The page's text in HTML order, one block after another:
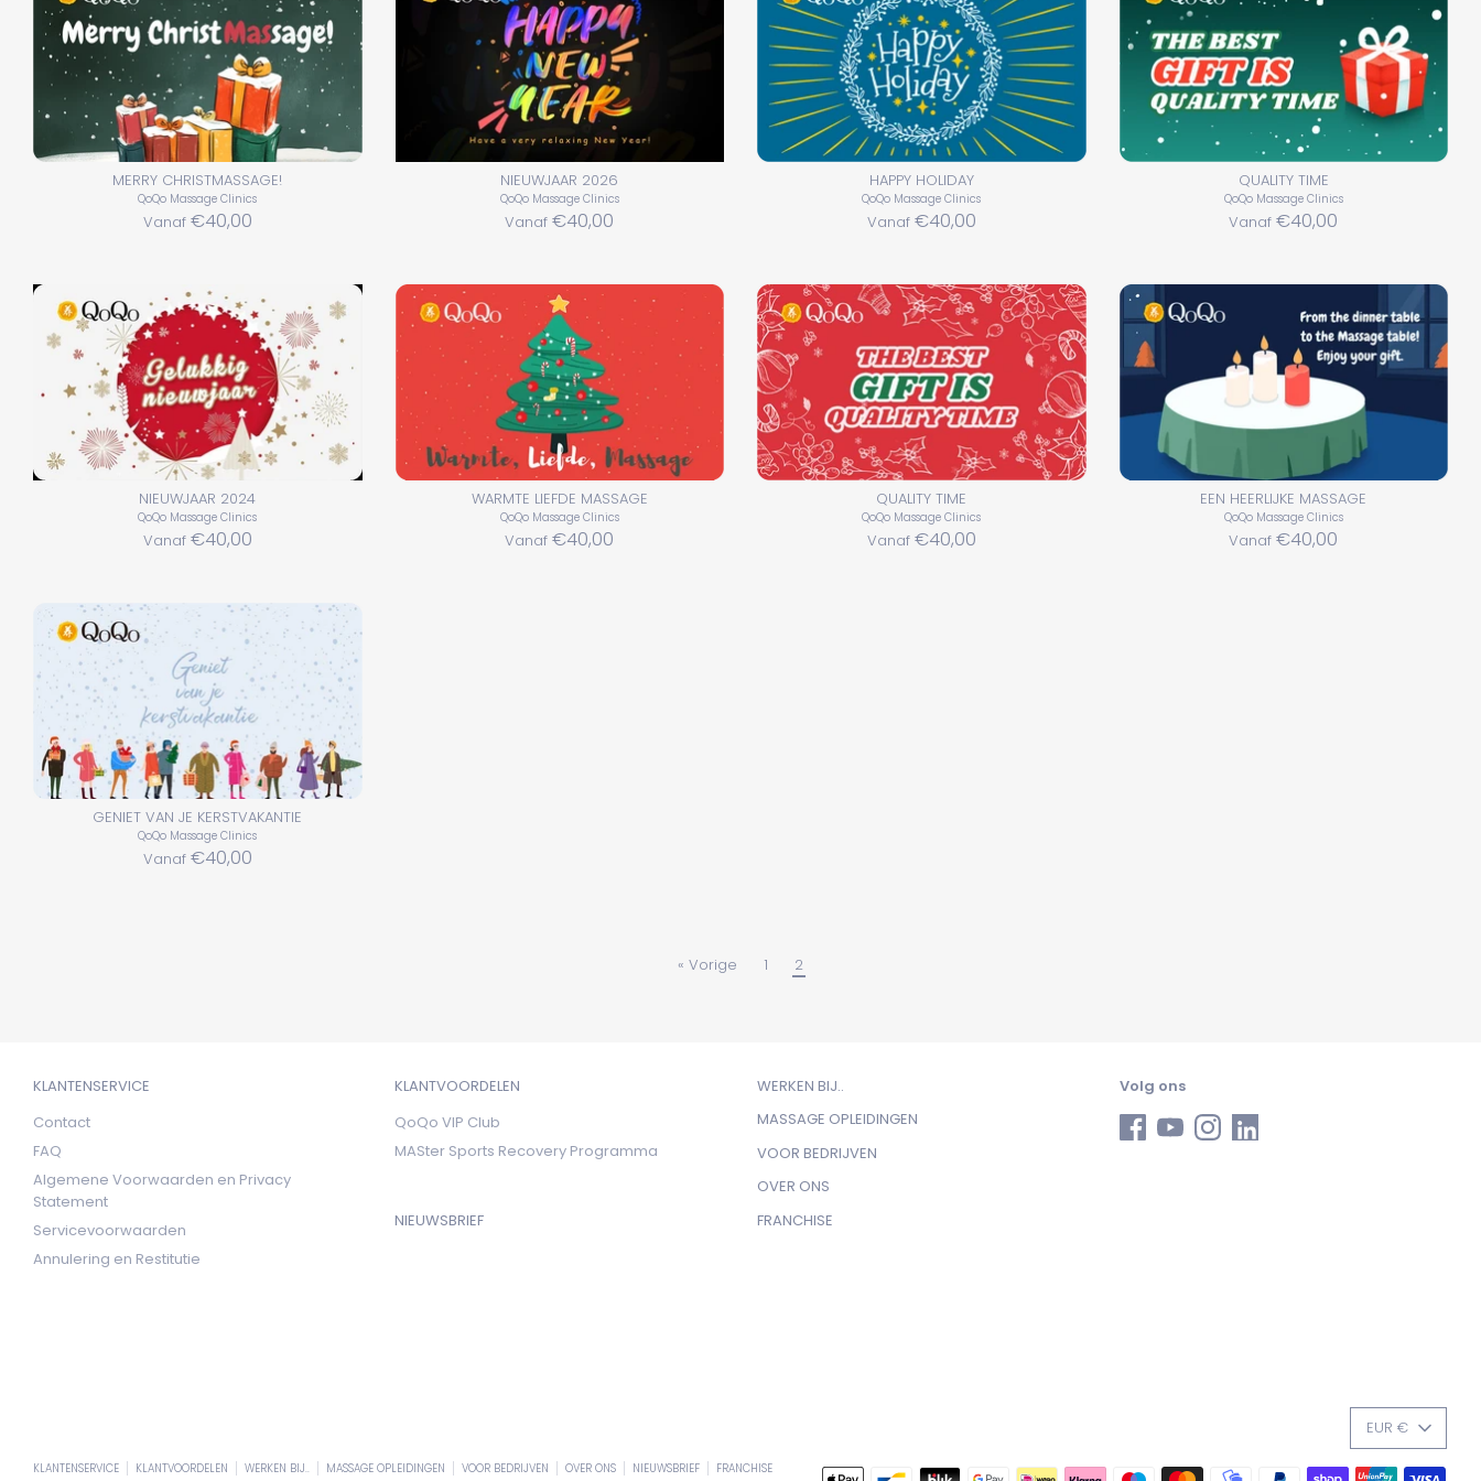
MERRY CHRISTMASSAGE!
QoQo Massage Clinics
Vanaf €40,00
NIEUWJAAR 2026
QoQo Massage Clinics
Vanaf €40,00
HAPPY HOLIDAY
QoQo Massage Clinics
Vanaf €40,00
QUALITY TIME
QoQo Massage Clinics
Vanaf €40,00
NIEUWJAAR 2024
QoQo Massage Clinics
Vanaf €40,00
WARMTE LIEFDE MASSAGE
QoQo Massage Clinics
Vanaf €40,00
QUALITY TIME
QoQo Massage Clinics
Vanaf €40,00
EEN HEERLIJKE MASSAGE
QoQo Massage Clinics
Vanaf €40,00
GENIET VAN JE KERSTVAKANTIE
QoQo Massage Clinics
Vanaf €40,00
« Vorige 1 2
KLANTENSERVICE
Contact
FAQ
Algemene Voorwaarden en Privacy
Statement
Servicevoorwaarden
Annulering en Restitutie
KLANTVOORDELEN
QoQo VIP Club
MASter Sports Recovery Programma
WERKEN BIJ..
MASSAGE OPLEIDINGEN
VOOR BEDRIJVEN
OVER ONS
NIEUWSBRIEF
FRANCHISE
Volg ons
KLANTENSERVICE KLANTVOORDELEN WERKEN BIJ.. MASSAGE OPLEIDINGEN VOOR BEDRIJVEN OVER ONS NIEUWSBRIEF FRANCHISE
VALUTA
EUR €
Geaccepteerde